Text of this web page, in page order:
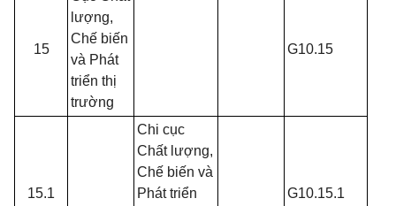
15
lượng,
Chế biến
và Phát
triển thị
trường
G10.15
15.1
Chi cục
Chất lượng,
Chế biến và
Phát triển
G10.15.1